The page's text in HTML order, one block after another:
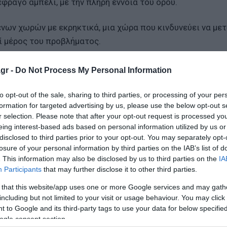
- Do Not Process My Personal Information
opt-out of the sale, sharing to third parties, or processing of your
for targeted advertising by us, please use the below opt-out
selection. Please note that after your opt-out request is processed
interest-based ads based on personal information utilized by us
to third parties prior to your opt-out. You may separately
of your personal information by third parties on the IAB’s list of
This information may also be disclosed by us to third parties on the
Participants that may further disclose it to other third parties.
that this website/app uses one or more Google services and may
but not limited to your visit or usage behaviour. You may
to Google and its third-party tags to use your data for below
consent section.
αμπέλι, με την πλήρη έννοια του όρου.
χωρών με εκρηκτικά, μια χώρα που κινδυνεύει να
μέρος του προβλήματος.
πάρουν σύντομα την απάντηση από τον ελληνικό λαό.
τη μητέρα είναι η ίση αμοιβή»
υψηλότερο χρέος στην Ευρώπη - Νέες
Μητσοτάκη θωρακίζει την ενεργειακή ασφάλεια
όλες τις ειδήσεις